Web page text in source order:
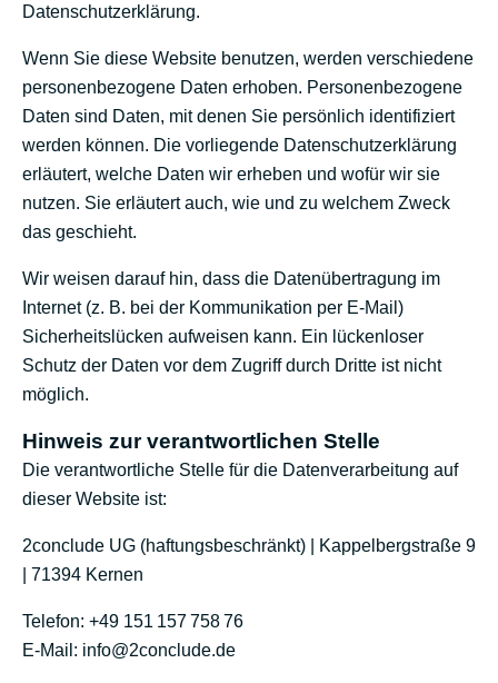
Datenschutzerklärung.
Wenn Sie diese Website benutzen, werden verschiedene
personenbezogene Daten erhoben. Personenbezogene
Daten sind Daten, mit denen Sie persönlich identifiziert
werden können. Die vorliegende Datenschutzerklärung
erläutert, welche Daten wir erheben und wofür wir sie
nutzen. Sie erläutert auch, wie und zu welchem Zweck
das geschieht.
Wir weisen darauf hin, dass die Datenübertragung im
Internet (z. B. bei der Kommunikation per E-Mail)
Sicherheitslücken aufweisen kann. Ein lückenloser
Schutz der Daten vor dem Zugriff durch Dritte ist nicht
möglich.
Hinweis zur verantwortlichen Stelle
Die verantwortliche Stelle für die Datenverarbeitung auf
dieser Website ist:
2conclude UG (haftungsbeschränkt) | Kappelbergstraße 9
| 71394 Kernen
Telefon: +49 151 157 758 76
E-Mail: info@2conclude.de